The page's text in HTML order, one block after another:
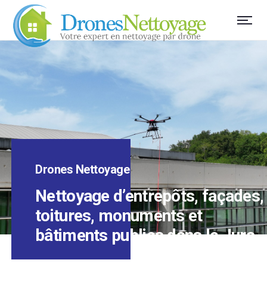
Drones Nettoyage
Nettoyage d’entrepôts, façades,
toitures, monuments et
bâtiments publics dans le Jura